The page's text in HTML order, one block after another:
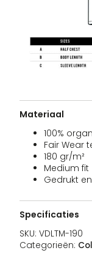
Materiaal
100%
Fair Wear
180 gr/m²
Medium fit
Gedrukt
Specificaties
SKU: VDLTM-190
Categorieën:
XS
190-
190-
M